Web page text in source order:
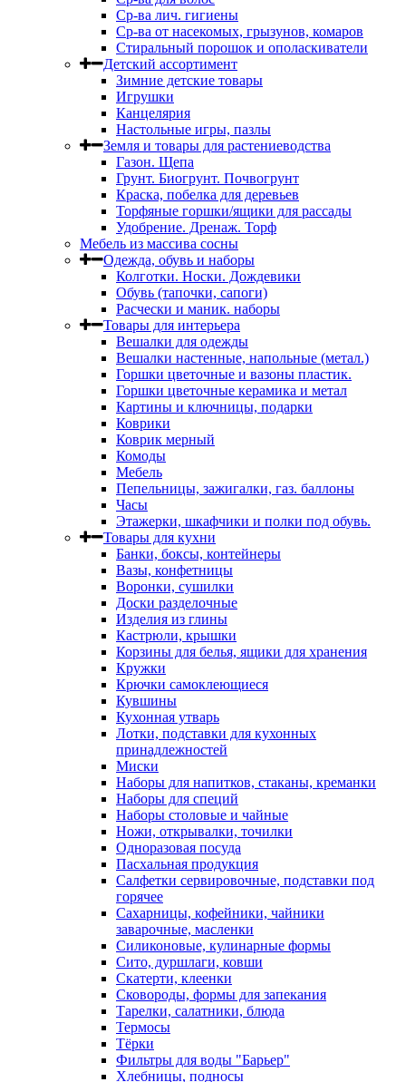
Ср-ва лич. гигиены
Ср-ва от насекомых, грызунов, комаров
Стиральный порошок и ополаскиватели
Детский ассортимент
Зимние детские товары
Игрушки
Канцелярия
Настольные игры, пазлы
Земля и товары для растениеводства
Газон. Щепа
Грунт. Биогрунт. Почвогрунт
Краска, побелка для деревьев
Торфяные горшки/ящики для рассады
Удобрение. Дренаж. Торф
Мебель из массива сосны
Одежда, обувь и наборы
Колготки. Носки. Дождевики
Обувь (тапочки, сапоги)
Расчески и маник. наборы
Товары для интерьера
Вешалки для одежды
Вешалки настенные, напольные (метал.)
Горшки цветочные и вазоны пластик.
Горшки цветочные керамика и метал
Картины и ключницы, подарки
Коврики
Коврик мерный
Комоды
Мебель
Пепельницы, зажигалки, газ. баллоны
Часы
Этажерки, шкафчики и полки под обувь.
Товары для кухни
Банки, боксы, контейнеры
Вазы, конфетницы
Воронки, сушилки
Доски разделочные
Изделия из глины
Кастрюли, крышки
Корзины для белья, ящики для хранения
Кружки
Крючки самоклеющиеся
Кувшины
Кухонная утварь
Лотки, подставки для кухонных
принадлежностей
Миски
Наборы для напитков, стаканы, креманки
Наборы для специй
Наборы столовые и чайные
Ножи, открывалки, точилки
Одноразовая посуда
Пасхальная продукция
Салфетки сервировочные, подставки под
горячее
Сахарницы, кофейники, чайники
заварочные, масленки
Силиконовые, кулинарные формы
Сито, дуршлаги, ковши
Скатерти, клеенки
Сковороды, формы для запекания
Тарелки, салатники, блюда
Термосы
Тёрки
Фильтры для воды "Барьер"
Хлебницы, подносы